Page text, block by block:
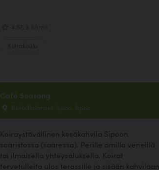
Café Seasong
Norkullalandet, Sipoo, Sipoo
Koiraystävällinen kesäkahvila Sipoon
saaristossa (saaressa). Perille omilla veneillä
tai ilmaisella yhteysaluksella. Koirat
tervetulleita ulos terassille ja sisään kahvilaan.